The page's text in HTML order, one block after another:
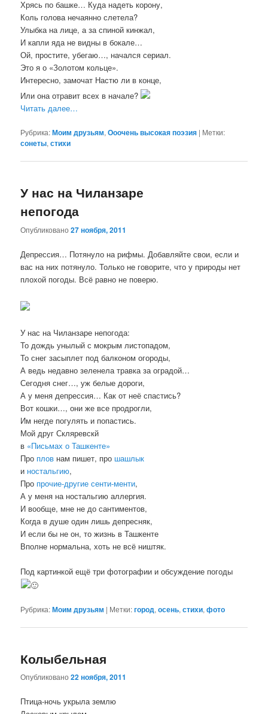
Хрясь по башке… Куда надеть корону,
Коль голова нечаянно слетела?
Улыбка на лице, а за спиной кинжал,
И капли яда не видны в бокале…
Ой, простите, убегаю…, начался сериал.
Это я о «Золотом кольце».
Интересно, замочат Настю ли в конце,
Или она отравит всех в начале?
Читать далее…
Рубрика:Моим друзьям,Ооочень высокая поэзия | Метки:
сонеты,стихи
У нас на Чиланзаре
непогода
Опубликовано27 ноября, 2011
Депрессия… Потянуло на рифмы. Добавляйте свои, если и
вас на них потянуло. Только не говорите, что у природы нет
плохой погоды. Всё равно не поверю.
У нас на Чиланзаре непогода:
То дождь унылый с мокрым листопадом,
То снег засыплет под балконом огороды,
А ведь недавно зеленела травка за оградой…
Сегодня снег…, уж белые дороги,
А у меня депрессия… Как от неё спастись?
Вот кошки…, они же все продрогли,
Им негде погулять и попастись.
Мой друг Скляревскй
в «Письмах о Ташкенте»
Про плов нам пишет, про шашлык
и ностальгию,
Про прочие-другие сенти-менти,
А у меня на ностальгию аллергия.
И вообще, мне не до сантиментов,
Когда в душе один лишь депресняк,
И если бы не он, то жизнь в Ташкенте
Вполне нормальна, хоть не всё ништяк.
Под картинкой ещё три фотографии и обсуждение погоды
Рубрика:Моим друзьям | Метки:город,осень,стихи,фото
Колыбельная
Опубликовано22 ноября, 2011
Птица-ночь укрыла землю